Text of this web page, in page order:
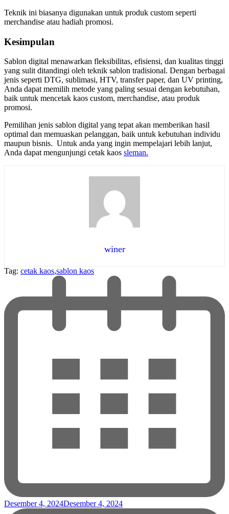
Teknik ini biasanya digunakan untuk produk custom seperti
merchandise atau hadiah promosi.
Kesimpulan
Sablon digital menawarkan fleksibilitas, efisiensi, dan kualitas tinggi
yang sulit ditandingi oleh teknik sablon tradisional. Dengan berbagai
jenis seperti DTG, sublimasi, HTV, transfer paper, dan UV printing,
Anda dapat memilih metode yang paling sesuai dengan kebutuhan,
baik untuk mencetak kaos custom, merchandise, atau produk
promosi.
Pemilihan jenis sablon digital yang tepat akan memberikan hasil
optimal dan memuaskan pelanggan, baik untuk kebutuhan individu
maupun bisnis. Untuk anda yang ingin mempelajari lebih lanjut,
Anda dapat mengunjungi cetak kaos sleman.
winer
Tag: cetak kaos,sablon kaos
Desember 4, 2024Desember 4, 2024